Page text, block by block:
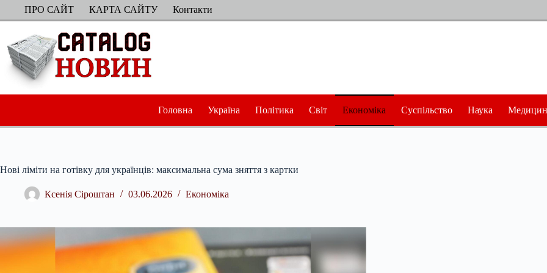
ПерейтиПРО САЙТ КАРТА САЙТУ Контакти
Головна Україна Політика Світ Економіка Суспільство Наука
Нові ліміти на готівку для українців: максимальна сума зняття з картки
Ксенія Сіроштан 03.06.2026 Економіка